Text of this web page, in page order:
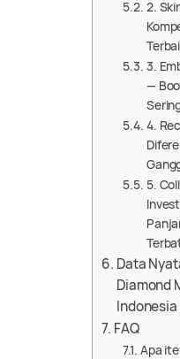
2.
3.
—
4.
5.
Data
Diamond
FAQ
Apa